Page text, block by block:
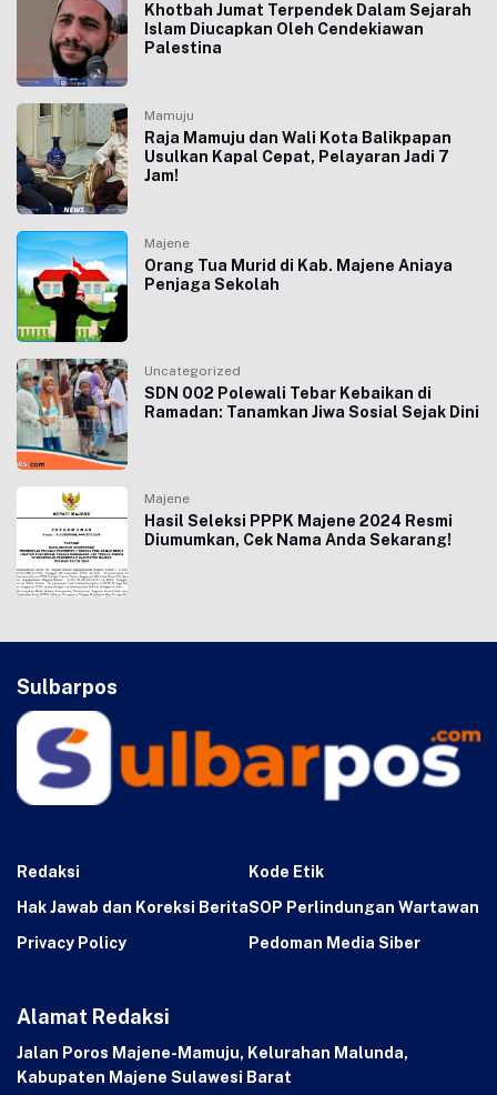
Khotbah Jumat Terpendek Dalam Sejarah
Islam Diucapkan Oleh Cendekiawan
Palestina
Mamuju
Raja Mamuju dan Wali Kota Balikpapan
Usulkan Kapal Cepat, Pelayaran Jadi 7
Jam!
Majene
Orang Tua Murid di Kab. Majene Aniaya
Penjaga Sekolah
Uncategorized
SDN 002 Polewali Tebar Kebaikan di
Ramadan: Tanamkan Jiwa Sosial Sejak Dini
Majene
Hasil Seleksi PPPK Majene 2024 Resmi
Diumumkan, Cek Nama Anda Sekarang!
Sulbarpos
Redaksi
Kode Etik
Hak Jawab dan Koreksi BeritaSOP Perlindungan Wartawan
Privacy Policy
Pedoman Media Siber
Alamat Redaksi
Jalan Poros Majene-Mamuju, Kelurahan Malunda,
Kabupaten Majene Sulawesi Barat